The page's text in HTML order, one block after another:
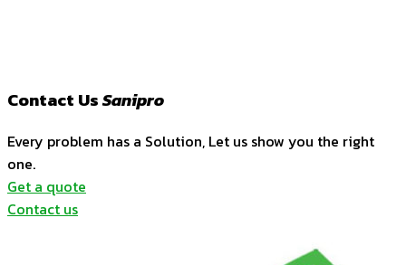
Contact UsSanipro
Every problem has a Solution, Let us show you the right
one.
Get a quote
Contact us